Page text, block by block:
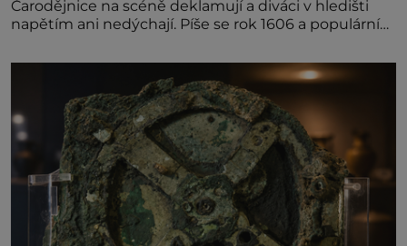
Čarodějnice na scéně deklamují a diváci v hledišti
napětím ani nedýchají. Píše se rok 1606 a populární
Tragédii o Macbethovi. Napsal ji pro krále Jakuba I.,
jenž v roce 1603 vystřídal